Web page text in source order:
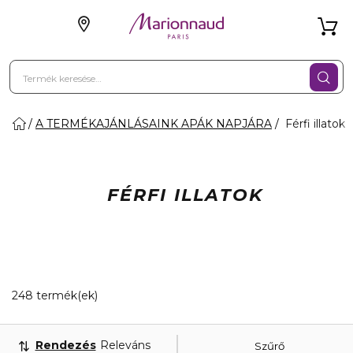
A TERMÉKAJÁNLÁSAINK APÁK NAPJÁRA Férfi illatok
FÉRFI ILLATOK
248 termék(ek)
Szűrő
Rendezés Releváns